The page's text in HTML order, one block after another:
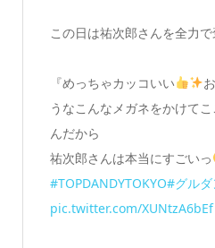
この日は祐次郎さんを全力
『めっちゃカッコいい
うなこんなメガネをかけて
んだから
祐次郎さんは本当にすごいっ
#TOPDANDYTOKYO#グルダ
pic.twitter.com/XUNtzA6bEf